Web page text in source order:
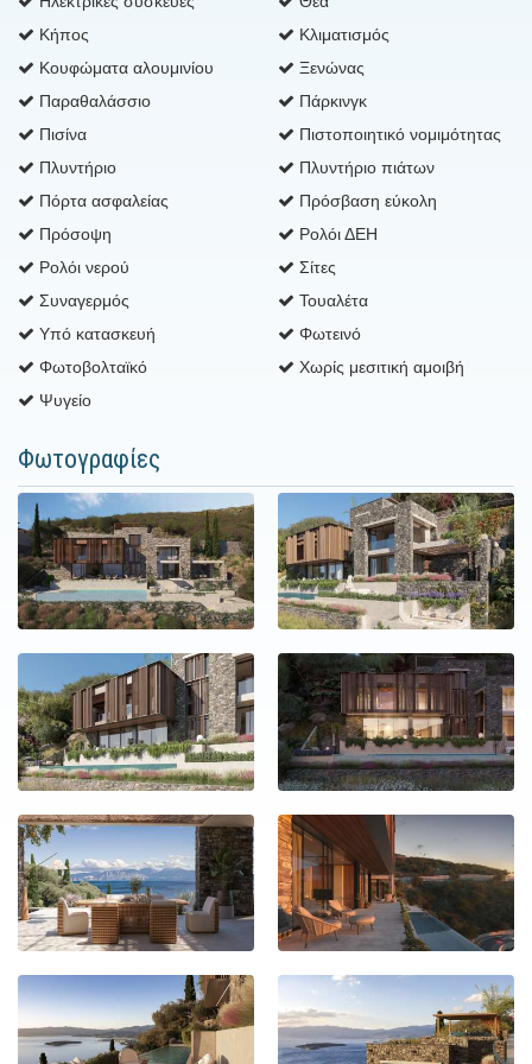
Κήπος
Κλιματισμός
Κουφώματα αλουμινίου
Ξενώνας
Παραθαλάσσιο
Πάρκινγκ
Πισίνα
Πιστοποιητικό νομιμότητας
Πλυντήριο
Πλυντήριο πιάτων
Πόρτα ασφαλείας
Πρόσβαση εύκολη
Πρόσοψη
Ρολόι ΔΕΗ
Ρολόι νερού
Σίτες
Συναγερμός
Τουαλέτα
Υπό κατασκευή
Φωτεινό
Φωτοβολταϊκό
Χωρίς μεσιτική αμοιβή
Ψυγείο
Φωτογραφίες